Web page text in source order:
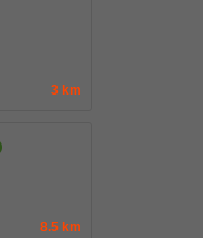
3 km
8.5 km